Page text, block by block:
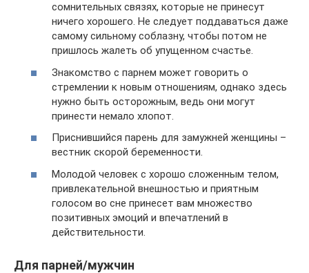
сомнительных связях, которые не принесут
ничего хорошего. Не следует поддаваться даже
самому сильному соблазну, чтобы потом не
пришлось жалеть об упущенном счастье.
Знакомство с парнем может говорить о
стремлении к новым отношениям, однако здесь
нужно быть осторожным, ведь они могут
принести немало хлопот.
Приснившийся парень для замужней женщины –
вестник скорой беременности.
Молодой человек с хорошо сложенным телом,
привлекательной внешностью и приятным
голосом во сне принесет вам множество
позитивных эмоций и впечатлений в
действительности.
Для парней/мужчин